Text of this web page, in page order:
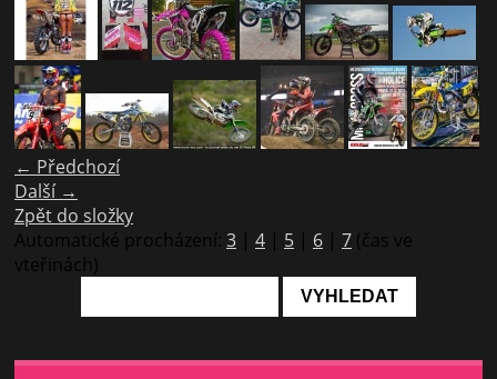
← Předchozí
Další →
Zpět do složky
Automatické procházení: 3 | 4 | 5 | 6 | 7 (čas ve
vteřinách)